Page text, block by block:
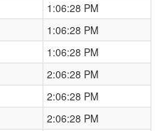
1:06:28 PM
1:06:28 PM
1:06:28 PM
2:06:28 PM
2:06:28 PM
2:06:28 PM